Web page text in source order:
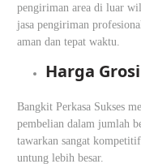
pengiriman area di luar
jasa pengiriman
aman dan tepat waktu.
Harga
Bangkit Perkasa Sukses
pembelian dalam jumlah
tawarkan sangat
untung lebih besar.